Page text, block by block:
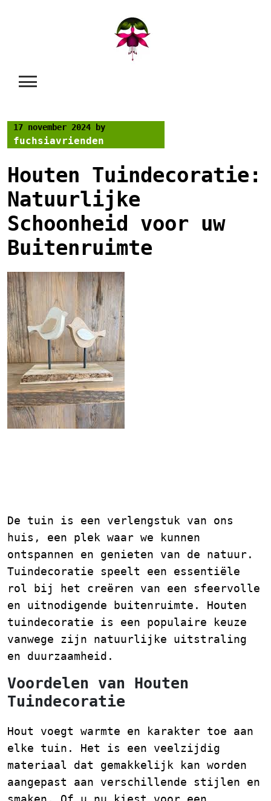
17 november 2024 by
fuchsiavrienden
Houten Tuindecoratie:
Natuurlijke
Schoonheid voor uw
Buitenruimte
De tuin is een verlengstuk van ons
huis, een plek waar we kunnen
ontspannen en genieten van de natuur.
Tuindecoratie speelt een essentiële
rol bij het creëren van een sfeervolle
en uitnodigende buitenruimte. Houten
tuindecoratie is een populaire keuze
vanwege zijn natuurlijke uitstraling
en duurzaamheid.
Voordelen van Houten
Tuindecoratie
Hout voegt warmte en karakter toe aan
elke tuin. Het is een veelzijdig
materiaal dat gemakkelijk kan worden
aangepast aan verschillende stijlen en